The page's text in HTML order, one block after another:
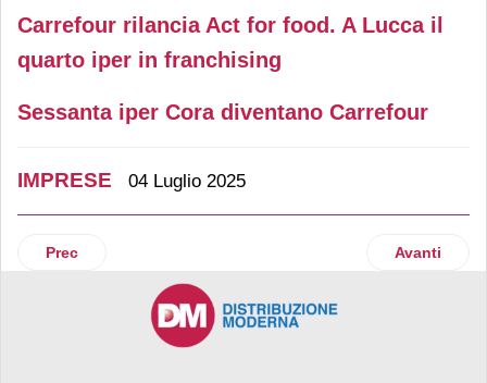
Carrefour rilancia Act for food. A Lucca il
quarto iper in franchising
Sessanta iper Cora diventano Carrefour
IMPRESE 04 Luglio 2025
Articolo precedente: Apo Conerpo, nel 2024 crescono
Prec Articolo
Avanti